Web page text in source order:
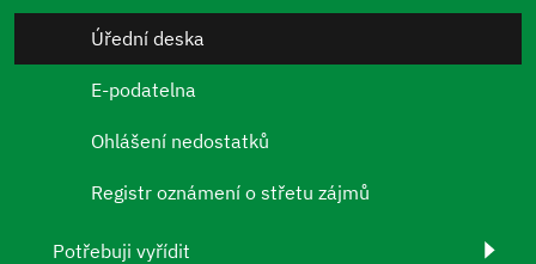
Úřední deska
E-podatelna
Ohlášení nedostatků
Registr oznámení o střetu zájmů
Potřebuji vyřídit